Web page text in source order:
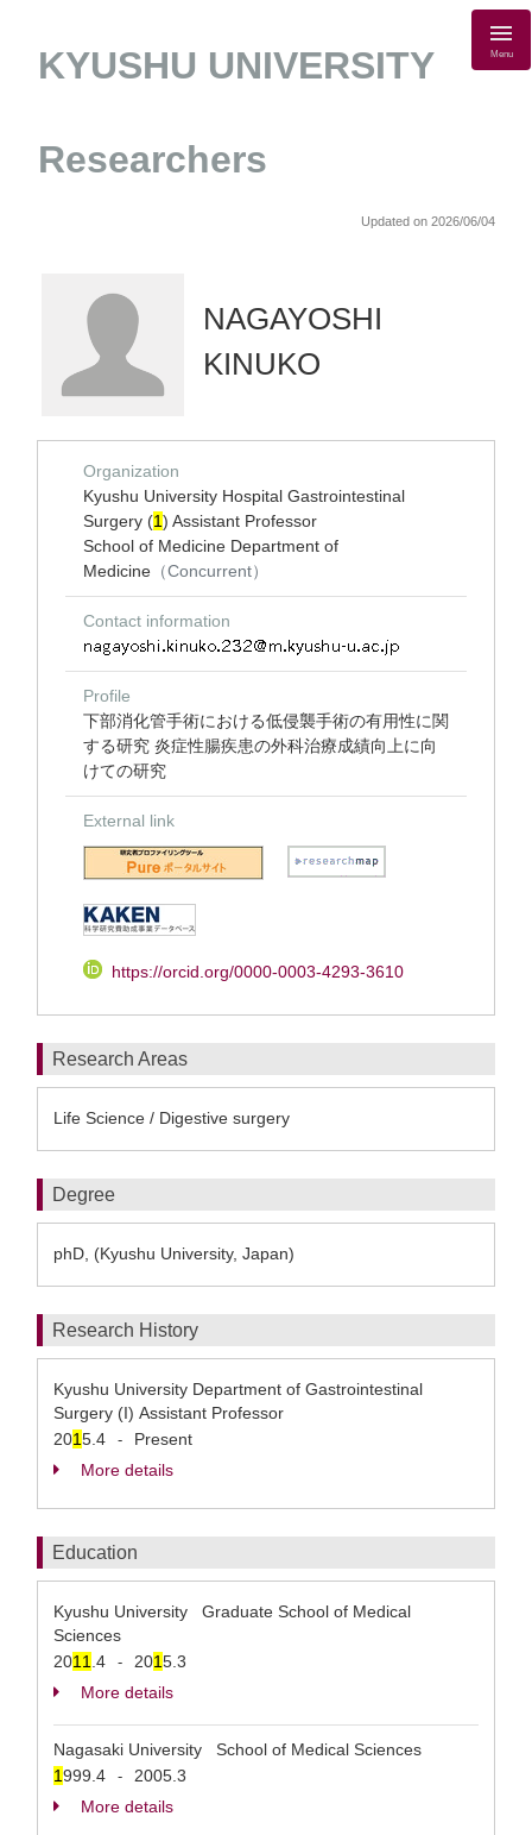
KYUSHU UNIVERSITY
Researchers
Menu
Updated on 2026/06/04
NAGAYOSHI
KINUKO
Organization
Kyushu University Hospital Gastrointestinal
Surgery (1) Assistant Professor
School of Medicine Department of
Medicine （Concurrent）
Contact information
Profile
下部消化管手術における低侵襲手術の有用性に関
する研究 炎症性腸疾患の外科治療成績向上に向
けての研究
External link
https://orcid.org/0000-0003-4293-3610
Research Areas
Life Science / Digestive surgery
Degree
phD, (Kyushu University, Japan)
Research History
Kyushu University Department of Gastrointestinal
Surgery (I) Assistant Professor
2015.4 -
Present
More details
Education
Kyushu University Graduate School of Medical
Sciences
201 1 .4 - 2015.3
More details
Nagasaki University School of Medical Sciences
1999.4 -
2005.3
More details